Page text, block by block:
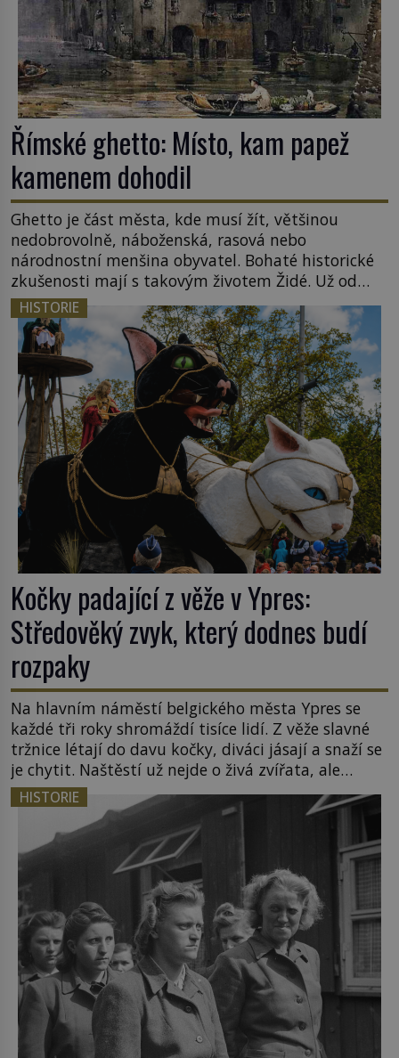
Římské ghetto: Místo, kam papež
kamenem dohodil
Ghetto je část města, kde musí žít, většinou
nedobrovolně, náboženská, rasová nebo
národnostní menšina obyvatel. Bohaté historické
zkušenosti mají s takovým životem Židé. Už od
středověku jsou totiž v každou chvíli nuceni v
nějakém žít. Mezi ty nejslavnější patří i římské
ghetto založené v roce 1555. Pokud jde o vztah
k Židům, nemá se Řím čím chlubit. […]
HISTORIE
Kočky padající z věže v Ypres:
Středověký zvyk, který dodnes budí
rozpaky
Na hlavním náměstí belgického města Ypres se
každé tři roky shromáždí tisíce lidí. Z věže slavné
tržnice létají do davu kočky, diváci jásají a snaží se
je chytit. Naštěstí už nejde o živá zvířata, ale
jenom o plyšové suvenýry. Kdysi to ale bylo jinak.
Tato veselá podívaná připomíná jeden z
nejpodivnějších a zároveň nejkrutějších zvyků […]
HISTORIE